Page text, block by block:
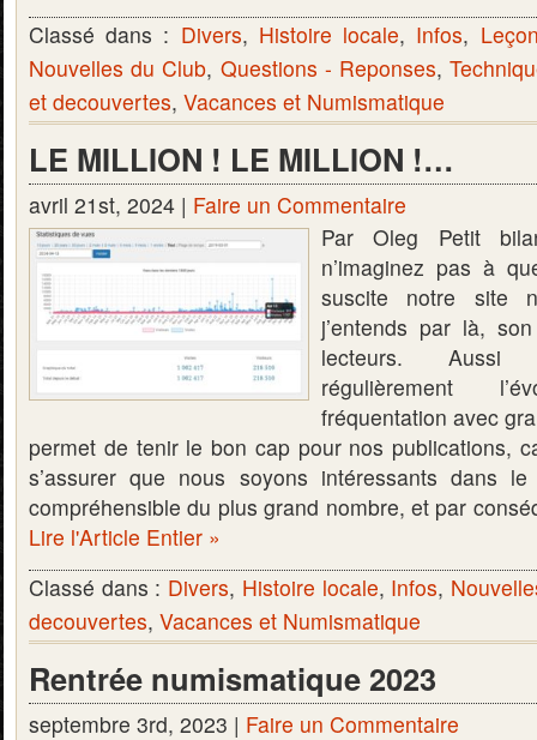
Classé dans : Divers, Histoire locale, Infos,
Nouvelles du Club, Questions - Reponses,
et decouvertes, Vacances et Numismatique
LE MILLION ! LE MILLION !…
avril 21st, 2024 | Faire un Commentaire
Par Oleg Petit
n’imaginez pas à
suscite notre site
j’entends par là,
lecteurs. Aussi
régulièrement
fréquentation avec
permet de tenir le bon cap pour nos publications,
s’assurer que nous soyons intéressants dans
compréhensible du plus grand nombre, et par
Lire l'Article Entier »
Classé dans : Divers, Histoire locale, Infos,
decouvertes, Vacances et Numismatique
Rentrée numismatique 2023
septembre 3rd, 2023 | Faire un Commentaire